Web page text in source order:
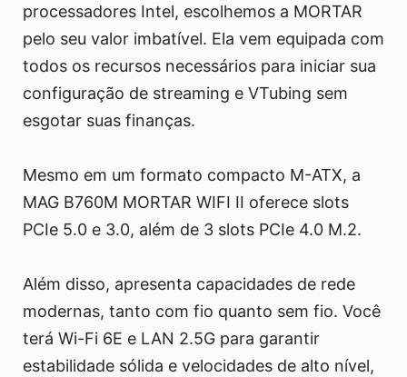
processadores Intel, escolhemos a MORTAR
pelo seu valor imbatível. Ela vem equipada com
todos os recursos necessários para iniciar sua
configuração de streaming e VTubing sem
esgotar suas finanças.
Mesmo em um formato compacto M-ATX, a
MAG B760M MORTAR WIFI II oferece slots
PCIe 5.0 e 3.0, além de 3 slots PCIe 4.0 M.2.
Além disso, apresenta capacidades de rede
modernas, tanto com fio quanto sem fio. Você
terá Wi-Fi 6E e LAN 2.5G para garantir
estabilidade sólida e velocidades de alto nível,